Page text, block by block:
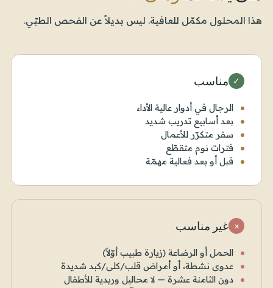
هذا المحلول مكمّل للعافية. ليس بديلاً عن الفحص الطبّي.
✓ مناسب
الرجال في أدوار عالية الأداء
بعد أسابيع تدريب شديد
سفر متكرّر للأعمال
فترات نوم متقطّع
قبل أو بعد فعالية مهمّة
× غير مناسب
الحمل أو الرضاعة (زيارة طبيب أوّلاً)
عدوى نشطة، أو أمراض قلب/كلى/كبد شديدة
دون الثامنة عشرة — لا محاليل وريدية للأطفال